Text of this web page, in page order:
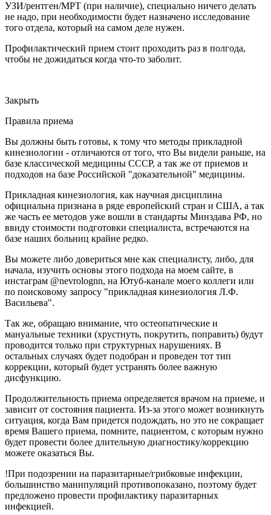
УЗИ/рентген/МРТ (при наличие), специально ничего делать
не надо, при необходимости будет назначено исследование
того отдела, который на самом деле нужен.
Профилактический прием стоит проходить раз в полгода,
чтобы не дожидаться когда что-то заболит.
Закрыть
Правила приема
Вы должны быть готовы, к тому что методы прикладной
кинезиологии - отличаются от того, что Вы видели раньше, на
базе классической медицины СССР, а так же от приемов и
подходов на базе Российской "доказательной" медицины.
Прикладная кинезиология, как научная дисциплина
официальна признана в ряде европейский стран и США, а так
же часть ее методов уже вошли в стандарты Минздава РФ, но
ввиду стоимости подготовки специалиста, встречаются на
базе наших больниц крайне редко.
Вы можете либо довериться мне как специалисту, либо, для
начала, изучить основы этого подхода на моем сайте, в
инстаграм @nevrolognn, на Ютуб-канале моего коллеги или
по поисковому запросу "прикладная кинезиология Л.Ф.
Васильева".
Так же, обращаю внимание, что остеопатические и
мануальные техники (хрустнуть, покрутить, поправить) будут
проводится только при структурных нарушениях. В
остальных случаях будет подобран и проведен тот тип
коррекции, который будет устранять более важную
дисфункцию.
Продолжительность приема определяется врачом на приеме, и
зависит от состояния пациента. Из-за этого может возникнуть
ситуация, когда Вам придется подождать, но это не сокращает
время Вашего приема, помните, пациентом, с которым нужно
будет провести более длительную диагностику/коррекцию
можете оказаться Вы.
!При подозрении на паразитарные/грибковые инфекции,
большинство манипуляций противопоказано, поэтому будет
предложено провести профилактику паразитарных
инфекцией.